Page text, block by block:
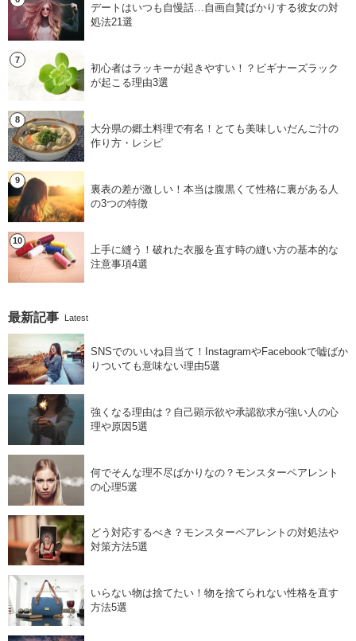
デートはいつも自慢話…自画自賛ばかりする彼女の対
処法21選
初心者はラッキーが起きやすい！？ビギナーズラック
が起こる理由3選
大分県の郷土料理で有名！とても美味しいだんご汁の
作り方・レシピ
裏表の差が激しい！本当は腹黒くて性格に裏がある人
の3つの特徴
上手に縫う！破れた衣服を直す時の縫い方の基本的な
注意事項4選
最新記事 Latest
SNSでのいいね目当て！InstagramやFacebookで嘘ばか
りついても意味ない理由5選
強くなる理由は？自己顕示欲や承認欲求が強い人の心
理や原因5選
何でそんな理不尽ばかりなの？モンスターペアレント
の心理5選
どう対応するべき？モンスターペアレントの対処法や
対策方法5選
いらない物は捨てたい！物を捨てられない性格を直す
方法5選